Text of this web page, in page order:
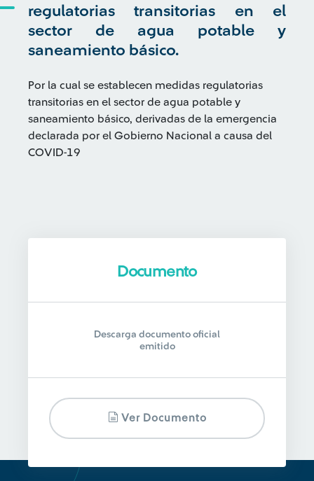
regulatorias transitorias en el
sector de agua potable y
saneamiento básico.
Por la cual se establecen medidas regulatorias
transitorias en el sector de agua potable y
saneamiento básico, derivadas de la emergencia
declarada por el Gobierno Nacional a causa del
COVID-19
Documento
Descarga documento oficial
emitido
Ver Documento